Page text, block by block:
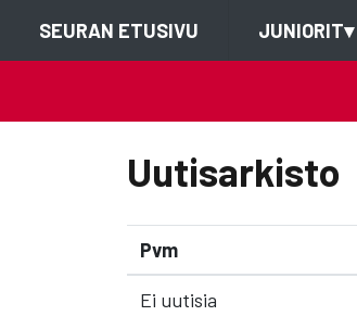
SEURAN ETUSIVU JUNIORIT▾
Uutisarkisto
Pvm
Ei uutisia